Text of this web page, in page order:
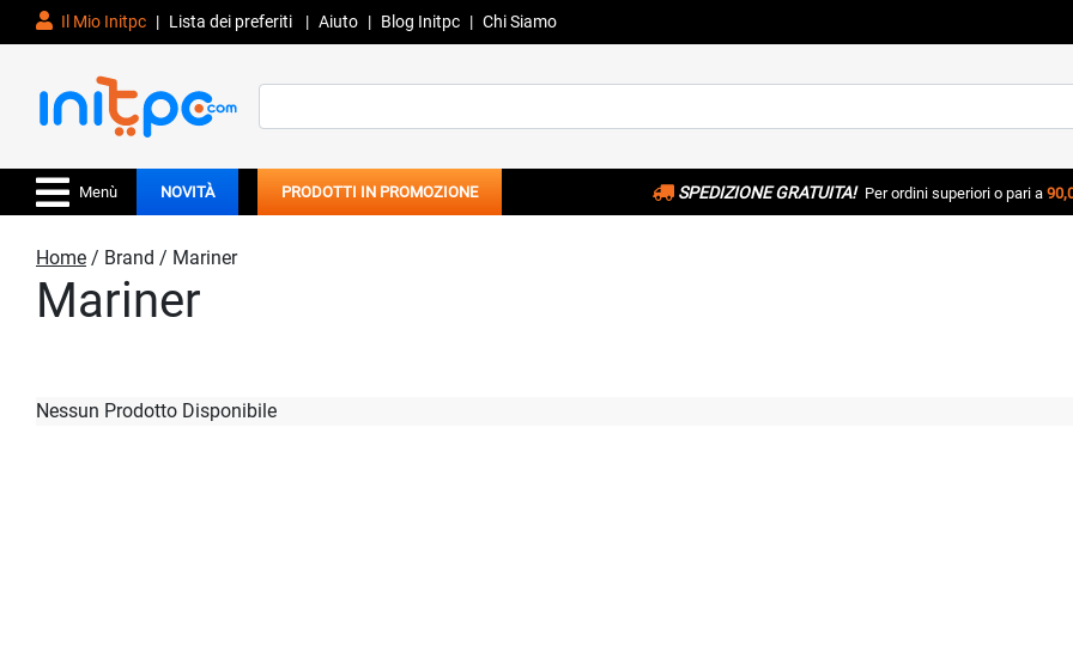
Il Mio Initpc | Lista dei preferiti | Aiuto | Blog Initpc | Chi Siamo
for:
Menù NOVITÀ PRODOTTI IN PROMOZIONE SPEDIZIONE GRATUITA! Per ordini superiori o pari a
Home / Brand / Mariner
Mariner
Nessun Prodotto Disponibile